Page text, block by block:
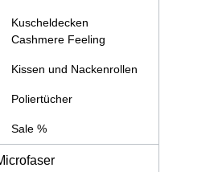
Kuscheldecken
Cashmere Feeling
Kissen und Nackenrollen
Poliertücher
Sale %